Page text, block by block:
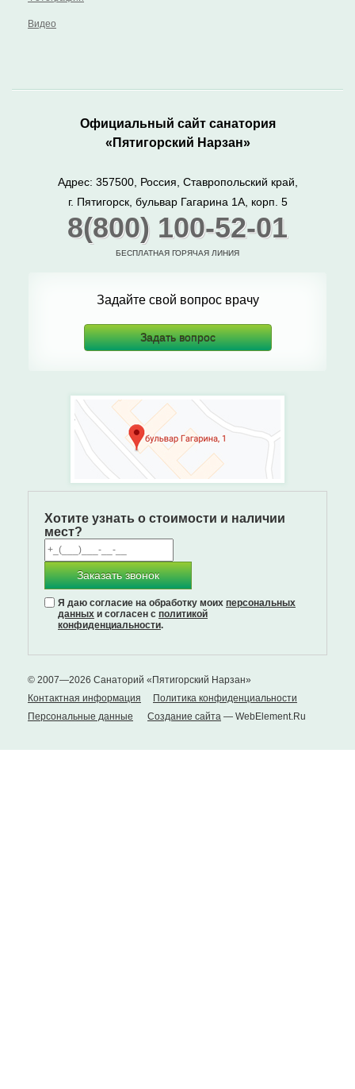
Видео
Задайте свой вопрос врачу
Задать вопрос
Официальный сайт санатория
«Пятигорский Нарзан»
Адрес: 357500, Россия, Ставропольский край,
г. Пятигорск, бульвар Гагарина 1А, корп. 5
8(800) 100-52-01
БЕСПЛАТНАЯ ГОРЯЧАЯ ЛИНИЯ
Хотите узнать о стоимости и наличии
мест?
Заказать звонок
Я даю согласие на обработку моих персональных
данных и согласен с политикой
конфиденциальности.
© 2007—2026 Санаторий «Пятигорский Нарзан»
Контактная информация
Политика конфиденциальности
Персональные данные
Создание сайта — WebElement.Ru